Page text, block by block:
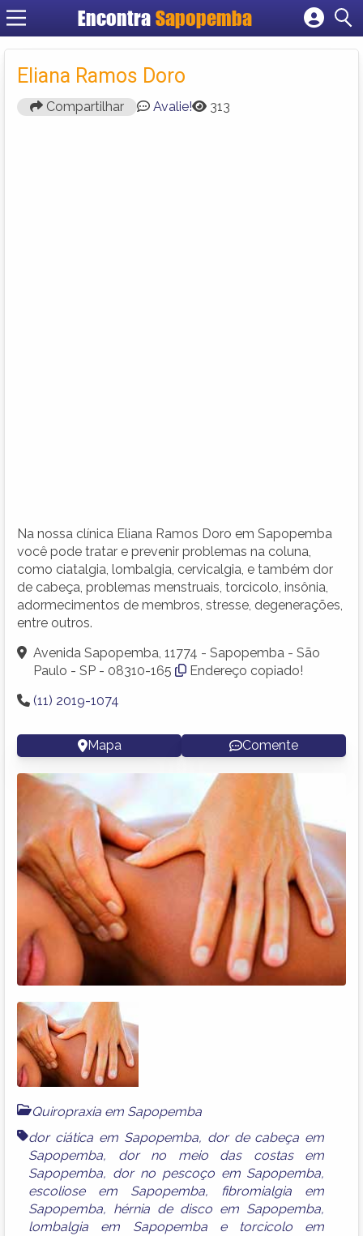
Encontra Sapopemba
Cadastrar empresa
Criar conta
Eliana Ramos Doro
Compartilhar Avalie! 313
Na nossa clínica Eliana Ramos Doro em Sapopemba
você pode tratar e prevenir problemas na coluna,
como ciatalgia, lombalgia, cervicalgia, e também dor
de cabeça, problemas menstruais, torcicolo, insônia,
adormecimentos de membros, stresse, degenerações,
entre outros.
Avenida Sapopemba, 11774 - Sapopemba - São
Paulo - SP - 08310-165
Endereço copiado!
(11) 2019-1074
Mapa Comente
Quiropraxia em Sapopemba
dor ciática em Sapopemba, dor de cabeça em
Sapopemba, dor no meio das costas em
Sapopemba, dor no pescoço em Sapopemba,
escoliose em Sapopemba, fibromialgia em
Sapopemba, hérnia de disco em Sapopemba,
lombalgia em Sapopembae torcicolo em